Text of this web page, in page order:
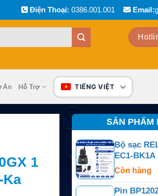
Điện Thoại: 0386.001.001 Email:
Án Hỗ Trợ TIẾNG VIỆT
1
Ka
SẢN PHẨM
Bộ sạc
EC1-
NiCd,
Còn hàng
Pin